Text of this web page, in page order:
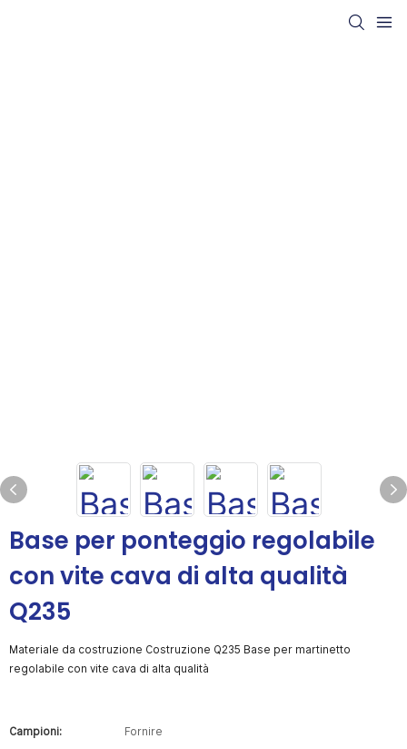
Base per ponteggio regolabile
con vite cava di alta qualità
Q235
Materiale da costruzione Costruzione Q235 Base per martinetto
regolabile con vite cava di alta qualità
Campioni: Fornire